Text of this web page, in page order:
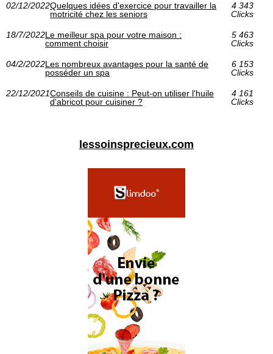
02/12/2022Quelques idées d'exercice pour travailler la
motricité chez les seniors
4 343
Clicks
18/7/2022Le meilleur spa pour votre maison :
comment choisir
5 463
Clicks
04/2/2022Les nombreux avantages pour la santé de
posséder un spa
6 153
Clicks
22/12/2021Conseils de cuisine : Peut-on utiliser l'huile
d'abricot pour cuisiner ?
4 161
Clicks
lessoinsprecieux.com